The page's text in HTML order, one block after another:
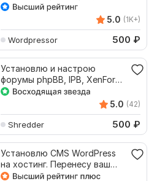
публикации
5.0 (1K+)
Wordpressor 500 ₽
Установлю и настрою
форумы phpBB, IPB, XenForo,
CMS Wordpress и другие
5.0 (42)
Shredder 500 ₽
Установлю CMS WordPress
на хостинг. Перенесу ваш
сайт